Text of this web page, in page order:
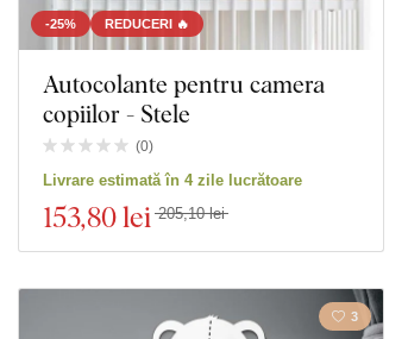
-25% REDUCERI 🔥
Autocolante pentru camera
copiilor - Stele
(0)
Livrare estimată în 4 zile lucrătoare
153,80 lei 205,10 lei
3